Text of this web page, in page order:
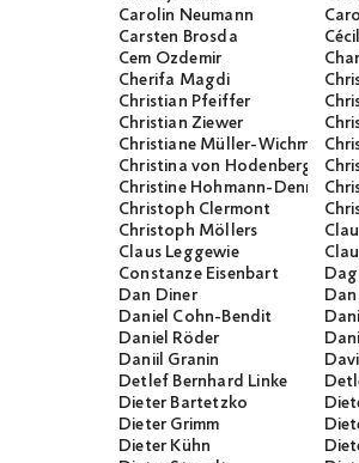
Carolin Neumann
Carsten Brosda
Cem Özdemir
Cherifa Magdi
Christian Pfeiffer
Christian Ziewer
Christiane Müller-Wichmann
Christina von Hodenberg
Christine Hohmann-Dennhardt
Christoph Clermont
Christoph Möllers
Claus Leggewie
Constanze Eisenbart
Dan Diner
Daniel Cohn-Bendit
Daniel Röder
Daniil Granin
Detlef Bernhard Linke
Dieter Bartetzko
Dieter Grimm
Dieter Kühn